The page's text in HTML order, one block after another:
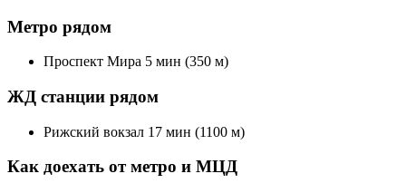
Метро рядом
Проспект Мира 5 мин (350 м)
ЖД станции рядом
Рижский вокзал 17 мин (1100 м)
Как доехать от метро и МЦД